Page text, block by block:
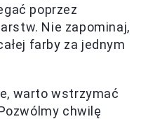
poprzez
Nie zapominaj,
farby za jednym
warto wstrzymać
chwilę